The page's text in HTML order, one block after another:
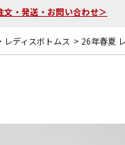
文・発送・お問い合わせ＞
レディスボトムス > 26年春夏